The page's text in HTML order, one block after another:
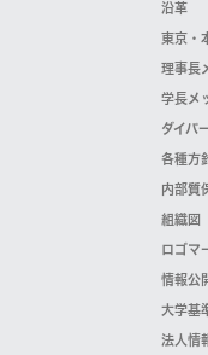
沿革
東京・
理事長
学長メ
ダイバ
各種方
内部質
組織図
ロゴマ
情報公
大学基
法人情